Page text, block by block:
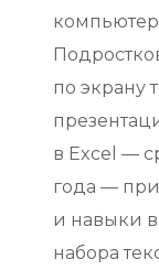
по экрану
в Excel —
года —
и навыки в
набора